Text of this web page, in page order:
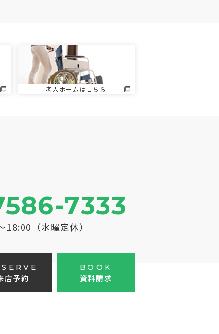
老人ホームはこちら
7333
（水曜定休）
店予約
BOOK
資料請求